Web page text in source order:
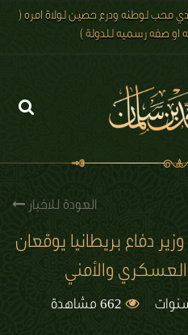
محب لوطنه ودرع حصين لولاة امره (
او صفه رسميه للدولة )
العودة للاخبار
دفاع بريطانيا يوقعان
العسكري والأمني
662 مشاهدة